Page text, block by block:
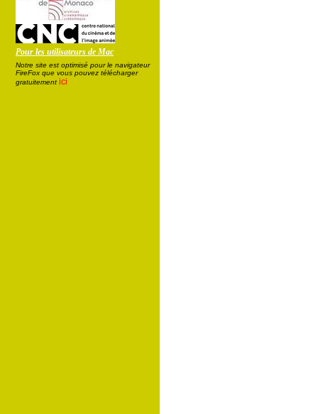
Pour les utilisateurs de Mac
Notre site est optimisé pour le navigateur
FireFox que vous pouvez télécharger
gratuitement ici